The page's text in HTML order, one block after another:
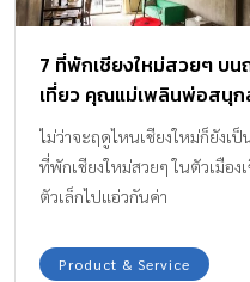
7 ที่พักเชียงใหม่สวยๆ บน
เที่ยว คุณแม่เพลินพ่อสนุ
ไม่ว่าจะฤดูไหนเชียงใหม่ก็ยัง
ที่พักเชียงใหม่สวยๆ ในตัวเมือง
ตัวเล็กไปแอ่วกันค่า
Product & Service